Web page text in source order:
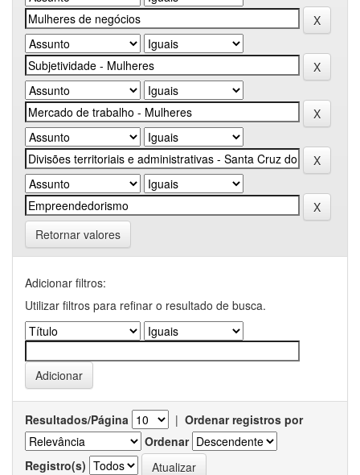
Retornar valores
Adicionar filtros:
Utilizar filtros para refinar o resultado de busca.
Resultados/Página | Ordenar registros por
Ordenar
Registro(s)